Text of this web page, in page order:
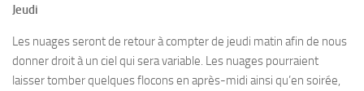
Jeudi
Les nuages seront de retour à compter de jeudi matin afin de nous
donner droit à un ciel qui sera variable. Les nuages pourraient
laisser tomber quelques flocons en après-midi ainsi qu’en soirée,